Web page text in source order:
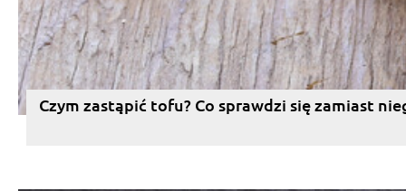
Czym zastąpić tofu? Co sprawdzi się zamiast